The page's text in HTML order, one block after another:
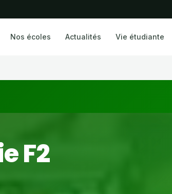
Nos écoles Actualités Vie étudiante
F2